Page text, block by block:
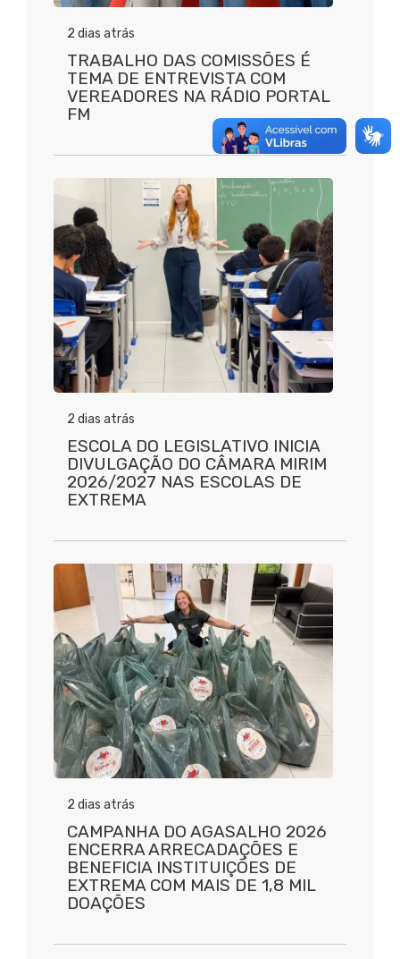
2 dias atrás
TRABALHO DAS COMISSÕES É
TEMA DE ENTREVISTA COM
VEREADORES NA RÁDIO PORTAL
FM
2 dias atrás
ESCOLA DO LEGISLATIVO INICIA
DIVULGAÇÃO DO CÂMARA MIRIM
2026/2027 NAS ESCOLAS DE
EXTREMA
2 dias atrás
CAMPANHA DO AGASALHO 2026
ENCERRA ARRECADAÇÕES E
BENEFICIA INSTITUIÇÕES DE
EXTREMA COM MAIS DE 1,8 MIL
DOAÇÕES